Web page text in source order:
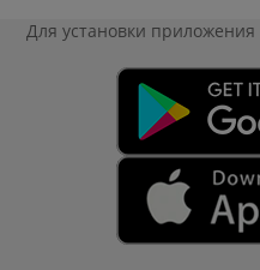
Для установки приложения